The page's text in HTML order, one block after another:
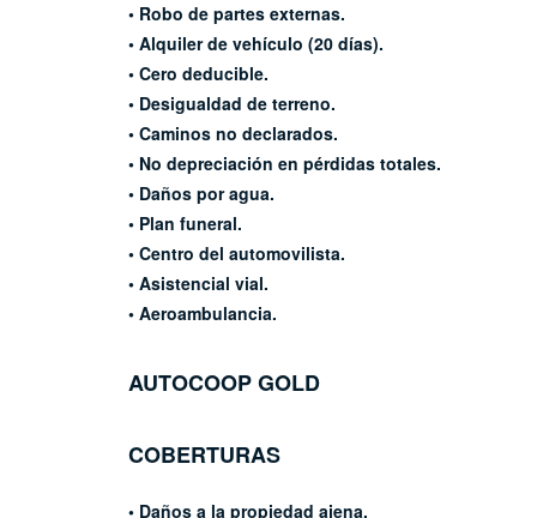
• Robo de partes externas.
• Alquiler de vehículo (20 días).
• Cero deducible.
• Desigualdad de terreno.
• Caminos no declarados.
• No depreciación en pérdidas totales.
• Daños por agua.
• Plan funeral.
• Centro del automovilista.
• Asistencial vial.
• Aeroambulancia.
AUTOCOOP GOLD
COBERTURAS
• Daños a la propiedad ajena.